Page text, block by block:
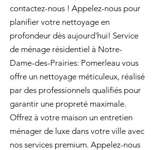
contactez-nous ! Appelez-nous pour
planifier votre nettoyage en
profondeur dès aujourd'hui! Service
de ménage résidentiel à Notre-
Dame-des-Prairies: Pomerleau vous
offre un nettoyage méticuleux, réalisé
par des professionnels qualifiés pour
garantir une propreté maximale.
Offrez à votre maison un entretien
ménager de luxe dans votre ville avec
nos services premium. Appelez-nous